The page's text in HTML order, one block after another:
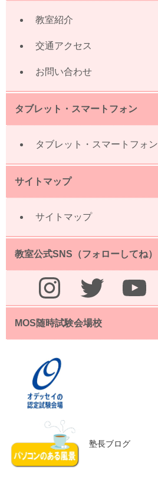
教室紹介
交通アクセス
お問い合わせ
タブレット・スマートフォン
タブレット・スマートフォン
サイトマップ
サイトマップ
教室公式SNS（フォローしてね）
Instagram Twitter YouTube
MOS随時試験会場校
塾長ブログ